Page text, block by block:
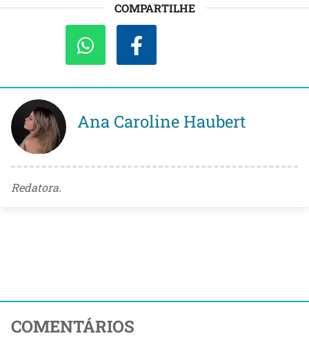
COMPARTILHE
Ana Caroline Haubert
Redatora.
COMENTÁRIOS